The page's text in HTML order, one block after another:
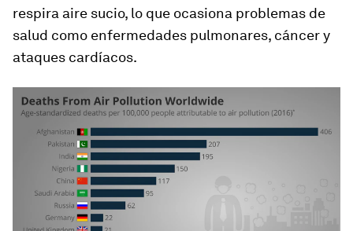
respira aire sucio, lo que ocasiona problemas de
salud como enfermedades pulmonares, cáncer y
ataques cardíacos.